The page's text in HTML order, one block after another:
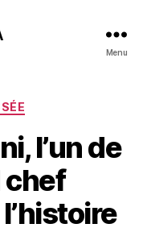
Menu
l’un de
chef